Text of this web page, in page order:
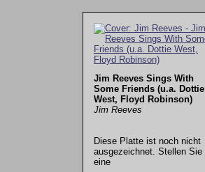
Jim Reeves Sings With
Some Friends (u.a. Dottie
West, Floyd Robinson)
Jim Reeves
Diese Platte ist noch nicht
ausgezeichnet. Stellen Sie
eine